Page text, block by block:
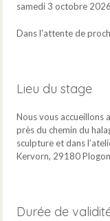
samedi 3 octobre
Dans l’attente de
Lieu du stage
Nous vous accueillons
près du chemin du
sculpture et dans
Kervorn, 29180
Durée de